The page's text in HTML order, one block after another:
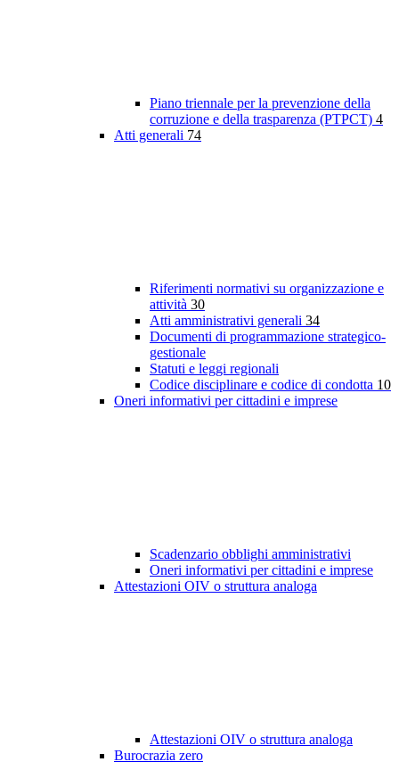
Piano triennale per la prevenzione della
corruzione e della trasparenza (PTPCT) 4
Atti generali 74
Riferimenti normativi su organizzazione e
attività 30
Atti amministrativi generali 34
Documenti di programmazione strategico-
gestionale
Statuti e leggi regionali
Codice disciplinare e codice di condotta 10
Oneri informativi per cittadini e imprese
Scadenzario obblighi amministrativi
Oneri informativi per cittadini e imprese
Attestazioni OIV o struttura analoga
Attestazioni OIV o struttura analoga
Burocrazia zero